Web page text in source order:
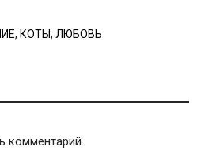
, КОТЫ, ЛЮБОВЬ
комментарий.